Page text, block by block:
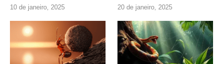
10 de janeiro, 2025 20 de janeiro, 2025